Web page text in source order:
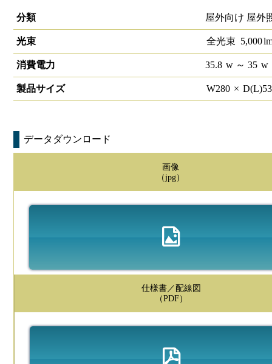
分類
屋外向け 屋外
光束 全光束 5,000
消費電力 35.8 w～ 35 w
製品サイズ W280 × D(L)
データダウンロード
画像
（jpg）
仕様書／配線図
（PDF）